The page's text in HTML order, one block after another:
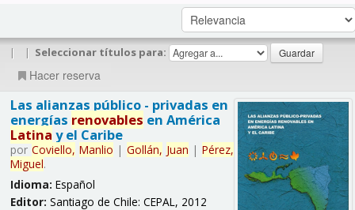
| | Seleccionar títulos para:
Hacer reserva
Las alianzas público - privadas en
energías renovables en América
Latina y el Caribe
por Coviello, Manlio | Gollán, Juan | Pérez,
Miguel.
Idioma: Español
Editor: Santiago de Chile: CEPAL, 2012